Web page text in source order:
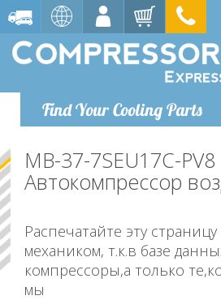
Find Your Cooling Parts
MB-37-7SEU17C-PV8
Автокомпрессор
Распечатайте эту
механиком, т.к.в базе
компрессоры,а только
мы